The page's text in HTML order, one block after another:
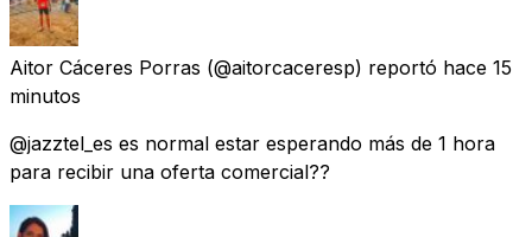
Aitor Cáceres Porras (@aitorcaceresp) reportó hace 15
minutos
@jazztel_es es normal estar esperando más de 1 hora
para recibir una oferta comercial??